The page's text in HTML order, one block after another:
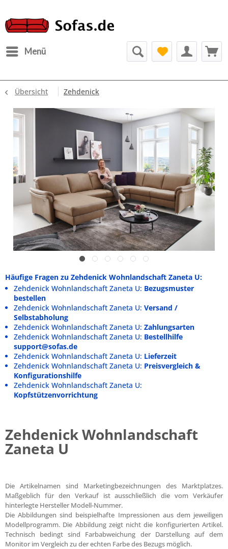
Menü
Übersicht Zehdenick
Häufige Fragen zu Zehdenick Wohnlandschaft Zaneta U:
Zehdenick Wohnlandschaft Zaneta U: Bezugsmuster
bestellen
Zehdenick Wohnlandschaft Zaneta U: Versand /
Selbstabholung
Zehdenick Wohnlandschaft Zaneta U: Zahlungsarten
Zehdenick Wohnlandschaft Zaneta U: Bestellhilfe
support@sofas.de
Zehdenick Wohnlandschaft Zaneta U: Lieferzeit
Zehdenick Wohnlandschaft Zaneta U: Preisvergleich &
Konfigurationshilfe
Zehdenick Wohnlandschaft Zaneta U:
Kopfstützenvorrichtung
Zehdenick Wohnlandschaft
Zaneta U
Die Artikelnamen sind Marketingbezeichnungen des Marktplatzes.
Maßgeblich für den Verkauf ist ausschließlich die vom Verkäufer
hinterlegte Hersteller Modell-Nummer.
Die Abbildungen sind beispielhafte Impressionen aus dem jeweiligen
Modellprogramm. Die Abbildung zeigt nicht die konfigurierten Artikel.
Technisch bedingt sind Farbabweichung der Darstellung auf dem
Monitor im Vergleich zu der echten Farbe des Bezugs möglich.